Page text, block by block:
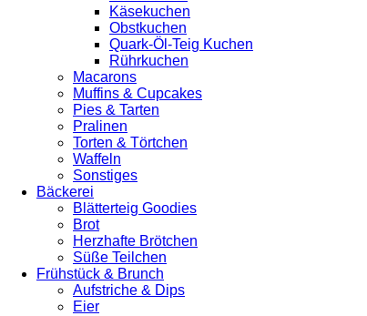
Käsekuchen
Obstkuchen
Quark-Öl-Teig Kuchen
Rührkuchen
Macarons
Muffins & Cupcakes
Pies & Tarten
Pralinen
Torten & Törtchen
Waffeln
Sonstiges
Bäckerei
Blätterteig Goodies
Brot
Herzhafte Brötchen
Süße Teilchen
Frühstück & Brunch
Aufstriche & Dips
Eier